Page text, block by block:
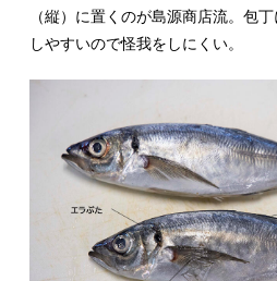
（縦）に置くのが島源商店流。包
しやすいので怪我をしにくい。